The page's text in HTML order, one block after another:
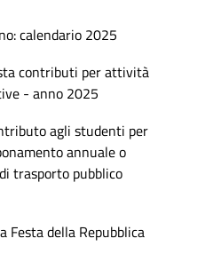
calendario 2025
contributi per attività
- anno 2025
agli studenti per
annuale o
trasporto pubblico
Festa della Repubblica